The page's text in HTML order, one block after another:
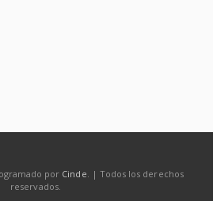
por Cinde. | Todos los derechos
reservados.